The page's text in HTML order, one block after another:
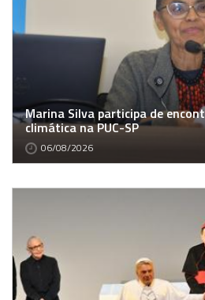
Marina Silva participa de
climática na PUC-SP
06/08/2026